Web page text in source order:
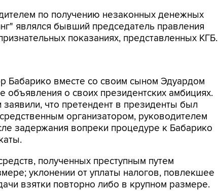
по получению незаконных денежных
являлся бывший председатель правления
показаниях, представленных КГБ.
Бабарико вместе со своим сыном Эдуардом
объявления о своих президентских амбициях.
заявили, что претендент в президенты был
организатором, руководителем
задержания вопреки процедуре к Бабарико
полученных преступным путем
уклонении от уплаты налогов, повлекшее
взятки повторно либо в крупном размере.